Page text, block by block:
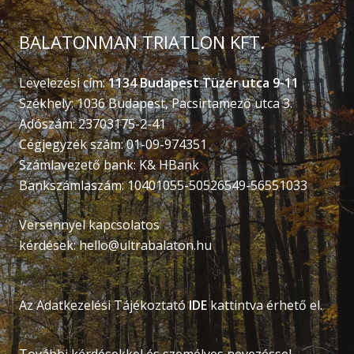
BALATONMAN TRIATLON KFT.
Levelezési cím:1134 Budapest Tüzér utca 9-11
Székhely: 1036 Budapest, Pacsirtamező utca 3.
Adószám: 23703175-2-41
Cégjegyzék szám: 01-09-974351
Számlavezető bank: K& HBank
Bankszámlaszám: 10401055-50526549-56551033
Versennyel kapcsolatos
kérdések:hello@ultrabalaton.hu
Az Adatkezelési Tájékoztató IDE kattintva érhető el.